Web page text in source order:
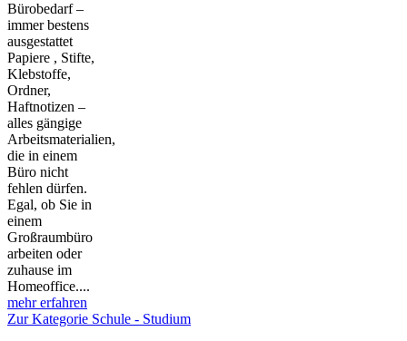
Bürobedarf –
immer bestens
ausgestattet
Papiere , Stifte,
Klebstoffe,
Ordner,
Haftnotizen –
alles gängige
Arbeitsmaterialien,
die in einem
Büro nicht
fehlen dürfen.
Egal, ob Sie in
einem
Großraumbüro
arbeiten oder
zuhause im
Homeoffice....
mehr erfahren
Zur Kategorie Schule - Studium